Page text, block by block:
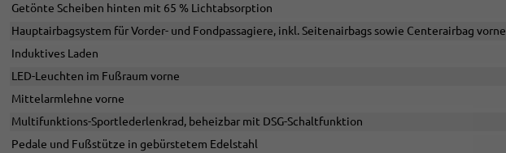
Getönte Scheiben hinten mit 65 % Lichtabsorption
Hauptairbagsystem für Vorder- und Fondpassagiere, inkl. Seitenairbags sowie Centerairbag vorne
Induktives Laden
LED-Leuchten im Fußraum vorne
Mittelarmlehne vorne
Multifunktions-Sportlederlenkrad, beheizbar mit DSG-Schaltfunktion
Pedale und Fußstütze in gebürstetem Edelstahl